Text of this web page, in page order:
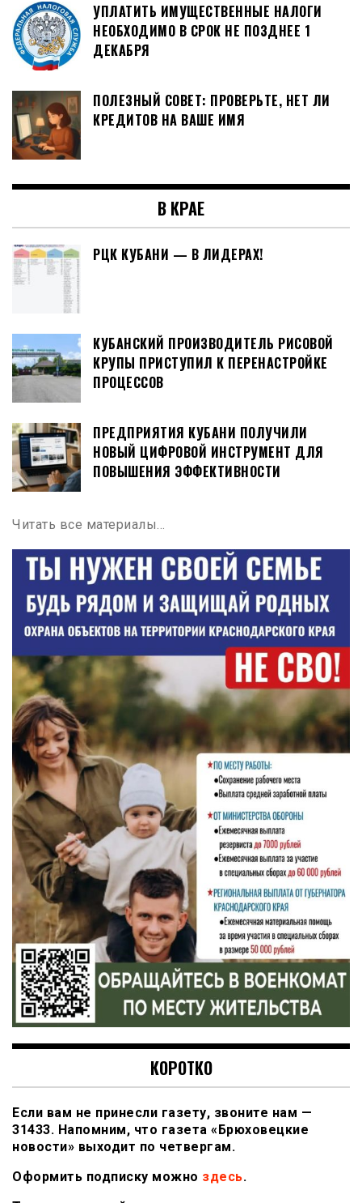
УПЛАТИТЬ ИМУЩЕСТВЕННЫЕ НАЛОГИ
НЕОБХОДИМО В СРОК НЕ ПОЗДНЕЕ 1
ДЕКАБРЯ
ПОЛЕЗНЫЙ СОВЕТ: ПРОВЕРЬТЕ, НЕТ ЛИ
КРЕДИТОВ НА ВАШЕ ИМЯ
В КРАЕ
РЦК КУБАНИ — В ЛИДЕРАХ!
КУБАНСКИЙ ПРОИЗВОДИТЕЛЬ РИСОВОЙ
КРУПЫ ПРИСТУПИЛ К ПЕРЕНАСТРОЙКЕ
ПРОЦЕССОВ
ПРЕДПРИЯТИЯ КУБАНИ ПОЛУЧИЛИ
НОВЫЙ ЦИФРОВОЙ ИНСТРУМЕНТ ДЛЯ
ПОВЫШЕНИЯ ЭФФЕКТИВНОСТИ
Читать все материалы…
КОРОТКО
Если вам не принесли газету, звоните нам —
31433. Напомним, что газета «Брюховецкие
новости» выходит по четвергам.
Оформить подписку можно здесь.